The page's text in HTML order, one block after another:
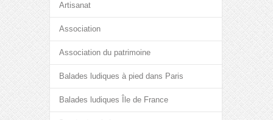
Artisanat
Association
Association du patrimoine
Balades ludiques à pied dans Paris
Balades ludiques Île de France